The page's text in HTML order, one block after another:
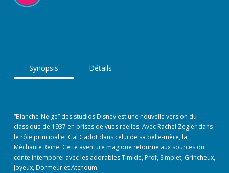
Synopsis Détails
“Blanche-Neige” des studios Disney est une nouvelle version du
classique de 1937 en prises de vues réelles. Avec Rachel Zegler dans
le rôle principal et Gal Gadot dans celui de sa belle-mère, la
Méchante Reine. Cette aventure magique retourne aux sources du
conte intemporel avec les adorables Timide, Prof, Simplet, Grincheux,
Joyeux, Dormeur et Atchoum.